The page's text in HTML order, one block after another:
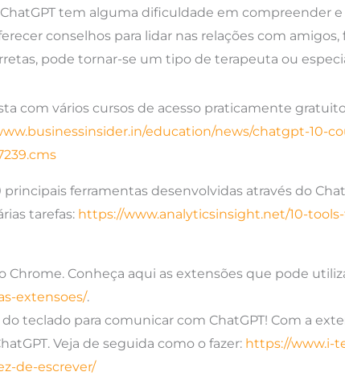
tem alguma dificuldade em compreender
conselhos para lidar nas relações com
pode tornar-se um tipo de terapeuta ou
com vários cursos de acesso praticamente
education/news/chatgpt-10-
ferramentas desenvolvidas através do
tarefas: https://www.analyticsinsight.net/10-
Chrome. Conheça aqui as extensões que pode
extensoes/.
teclado para comunicar com ChatGPT! Com a
Veja de seguida como o fazer: https://www.i-
de-escrever/